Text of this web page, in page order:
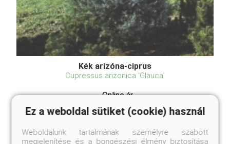
Kék arizóna-ciprus
Cupressus arizonica 'Glauca'
Online ár
10 450 Ft
Ez a weboldal sütiket (cookie) használ
Weboldalunk tartalmának személyre szabott
megjelenítése és a böngészési élmény biztosítása